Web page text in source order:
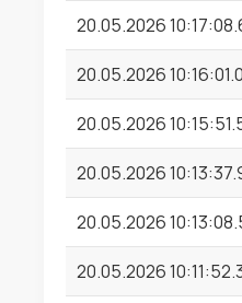
20.05.2026
20.05.2026
20.05.2026
20.05.2026
20.05.2026
20.05.2026